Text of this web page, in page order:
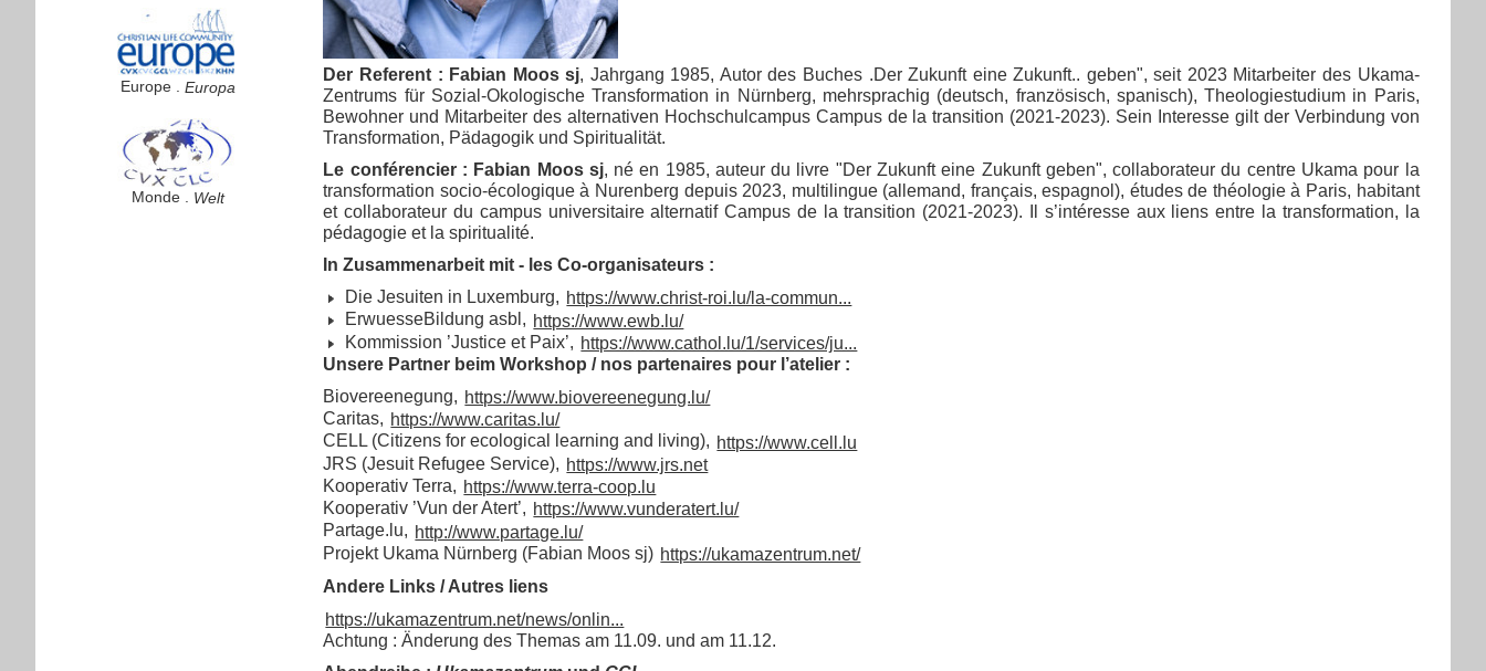
Europe . Europa
Monde . Welt
Der Referent : Fabian Moos sj, Jahrgang 1985, Autor des Buches .Der Zukunft eine Zukunft.. geben", seit 2023 Mitarbeiter des Ukama-
Zentrums für Sozial-Okologische Transformation in Nürnberg, mehrsprachig (deutsch, französisch, spanisch), Theologiestudium in Paris,
Bewohner und Mitarbeiter des alternativen Hochschulcampus Campus de la transition (2021-2023). Sein Interesse gilt der Verbindung von
Transformation, Pädagogik und Spiritualität.
Le conférencier : Fabian Moos sj, né en 1985, auteur du livre "Der Zukunft eine Zukunft geben", collaborateur du centre Ukama pour la
transformation socio-écologique à Nurenberg depuis 2023, multilingue (allemand, français, espagnol), études de théologie à Paris, habitant
et collaborateur du campus universitaire alternatif Campus de la transition (2021-2023). Il s’intéresse aux liens entre la transformation, la
pédagogie et la spiritualité.
In Zusammenarbeit mit - les Co-organisateurs :
Die Jesuiten in Luxemburg, https://www.christ-roi.lu/la-commun...
ErwuesseBildung asbl, https://www.ewb.lu/
Kommission ’Justice et Paix’, https://www.cathol.lu/1/services/ju...
Unsere Partner beim Workshop / nos partenaires pour l’atelier :
Biovereenegung, https://www.biovereenegung.lu/
Caritas, https://www.caritas.lu/
CELL (Citizens for ecological learning and living), https://www.cell.lu
JRS (Jesuit Refugee Service), https://www.jrs.net
Kooperativ Terra, https://www.terra-coop.lu
Kooperativ ’Vun der Atert’, https://www.vunderatert.lu/
Partage.lu, http://www.partage.lu/
Projekt Ukama Nürnberg (Fabian Moos sj) https://ukamazentrum.net/
Andere Links / Autres liens
https://ukamazentrum.net/news/onlin...
Achtung : Änderung des Themas am 11.09. und am 11.12.